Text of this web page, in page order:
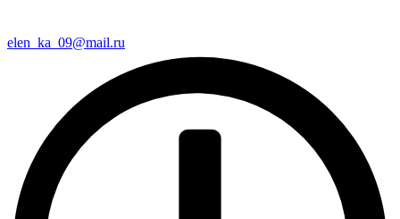
elen_ka_09@mail.ru